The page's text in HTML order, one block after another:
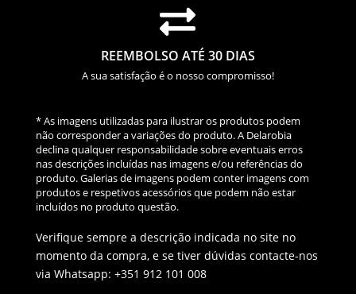

REEMBOLSO ATÉ 30 DIAS
A sua satisfação é o nosso compromisso!
* As imagens utilizadas para ilustrar os produtos podem
não corresponder a variações do produto. A Delarobia
declina qualquer responsabilidade sobre eventuais erros
nas descrições incluídas nas imagens e/ou referências do
produto. Galerias de imagens podem conter imagens com
produtos e respetivos acessórios que podem não estar
incluídos no produto questão.
Verifique sempre a descrição indicada no site no
momento da compra, e se tiver dúvidas contacte-nos
via Whatsapp: +351 912 101 008